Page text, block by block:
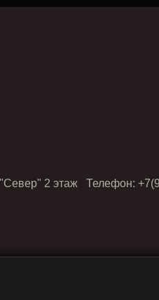
2 этаж Телефон: